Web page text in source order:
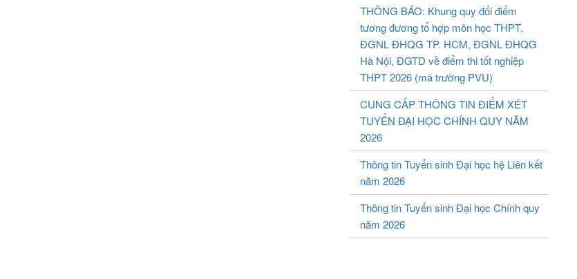
THÔNG BÁO: Khung quy đổi điểm
tương đương tổ hợp môn học THPT,
ĐGNL ĐHQG TP. HCM, ĐGNL ĐHQG
Hà Nội, ĐGTD về điểm thi tốt nghiệp
THPT 2026 (mã trường PVU)
CUNG CẤP THÔNG TIN ĐIỂM XÉT
TUYỂN ĐẠI HỌC CHÍNH QUY NĂM
2026
Thông tin Tuyển sinh Đại học hệ Liên kết
năm 2026
Thông tin Tuyển sinh Đại học Chính quy
năm 2026